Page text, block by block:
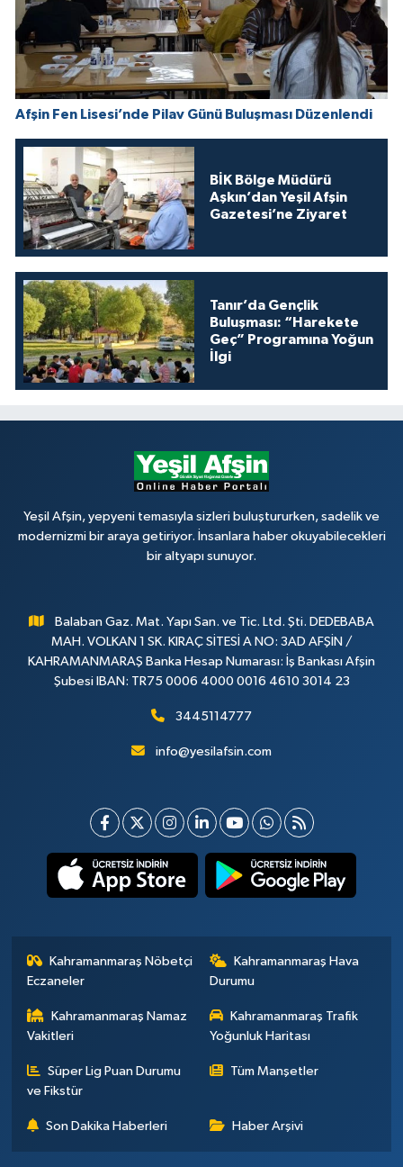
Afşin Fen Lisesi’nde Pilav Günü Buluşması Düzenlendi
BİK Bölge Müdürü
Aşkın’dan Yeşil Afşin
Gazetesi’ne Ziyaret
Tanır’da Gençlik
Buluşması: “Harekete
Geç” Programına Yoğun
İlgi
Yeşil Afşin, yepyeni temasıyla sizleri buluştururken, sadelik ve
modernizmi bir araya getiriyor. İnsanlara haber okuyabilecekleri
bir altyapı sunuyor.
Balaban Gaz. Mat. Yapı San. ve Tic. Ltd. Şti. DEDEBABA
MAH. VOLKAN 1 SK. KIRAÇ SİTESİ A NO: 3AD AFŞİN /
KAHRAMANMARAŞ Banka Hesap Numarası: İş Bankası Afşin
Şubesi IBAN: TR75 0006 4000 0016 4610 3014 23
3445114777
info@yesilafsin.com
Kahramanmaraş Nöbetçi
Eczaneler
Kahramanmaraş Hava
Durumu
Kahramanmaraş Namaz
Vakitleri
Kahramanmaraş Trafik
Yoğunluk Haritası
Süper Lig Puan Durumu
ve Fikstür
Tüm Manşetler
Son Dakika Haberleri Haber Arşivi